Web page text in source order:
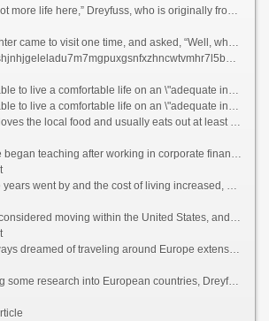
from Texas, tells CNN Travel, before blissfully describing her frequent trips to local museums, movie theaters, and pop-up wineries in the Douro Valley, a UNESCO World Heritage region in northern Portugal.
and asked, “Well, what do you guys do all day?” she recalls. “And my friend holds up a glass of Champagne and goes, “You’re looking at it.”
life on an \"adequate income\" in Portugal, which she feels wouldn\'t have been possible if she\'d stayed in California.
life on an \"adequate income\" in Portugal, which she feels wouldn\'t have been possible if she\'d stayed in California. Courtesy Paula Dreyfuss
eats out at least three times a week, something she simply couldn’t have afforded to do when she was based in San Diego, California, where she lived and worked as a teacher previously.
working in corporate finance for years, Dreyfuss thought she’d end up with a retirement income that would provide her with a comfortable lifestyle.
by and the cost of living increased, she realized that this was unlikely to be the case.
the United States, and recalls driving up to Seattle and “stopping at a bunch of places,” but says she couldn’t find anywhere affordable enough to tempt her away.
Europe extensively, but Dreyfuss knew that this would likely never happen if she stayed where she was. So what better way to explore the continent than actually moving there?
countries, Dreyfuss found that the only visa that she qualified for at the time was the Portugal D7 visa, which allows non-EU nationals with a stable passive income to reside in the country.